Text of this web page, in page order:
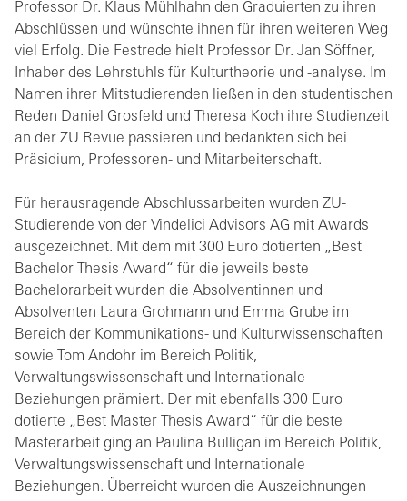
Professor Dr. Klaus Mühlhahn den Graduierten zu ihren
Abschlüssen und wünschte ihnen für ihren weiteren Weg
viel Erfolg. Die Festrede hielt Professor Dr. Jan Söffner,
Inhaber des Lehrstuhls für Kulturtheorie und -analyse. Im
Namen ihrer Mitstudierenden ließen in den studentischen
Reden Daniel Grosfeld und Theresa Koch ihre Studienzeit
an der ZU Revue passieren und bedankten sich bei
Präsidium, Professoren- und Mitarbeiterschaft.
Für herausragende Abschlussarbeiten wurden ZU-
Studierende von der Vindelici Advisors AG mit Awards
ausgezeichnet. Mit dem mit 300 Euro dotierten „Best
Bachelor Thesis Award“ für die jeweils beste
Bachelorarbeit wurden die Absolventinnen und
Absolventen Laura Grohmann und Emma Grube im
Bereich der Kommunikations- und Kulturwissenschaften
sowie Tom Andohr im Bereich Politik,
Verwaltungswissenschaft und Internationale
Beziehungen prämiert. Der mit ebenfalls 300 Euro
dotierte „Best Master Thesis Award“ für die beste
Masterarbeit ging an Paulina Bulligan im Bereich Politik,
Verwaltungswissenschaft und Internationale
Beziehungen. Überreicht wurden die Auszeichnungen